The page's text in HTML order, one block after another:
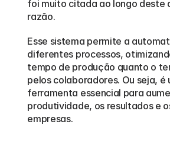
foi muito citada ao longo deste
razão.
Esse sistema permite a
diferentes processos,
tempo de produção quanto o
pelos colaboradores. Ou seja, é
ferramenta essencial para
produtividade, os resultados e
empresas.